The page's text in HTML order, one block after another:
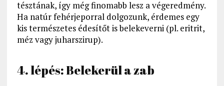
tésztának, így még finomabb lesz a végeredmény.
Ha natúr fehérjeporral dolgozunk, érdemes egy
kis természetes édesítőt is belekeverni (pl. eritrit,
méz vagy juharszirup).
4. lépés: Belekerül a zab